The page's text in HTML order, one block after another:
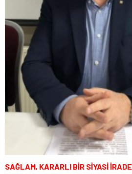
SAĞLAM, KARARLI BİR SİYASİ İRADE